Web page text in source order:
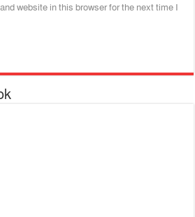
website in this browser for the next time I